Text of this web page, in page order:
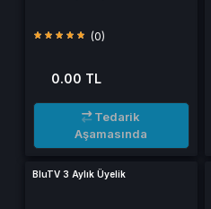
(0)
0.00 TL
Tedarik
Aşamasında
BluTV 3 Aylık Üyelik